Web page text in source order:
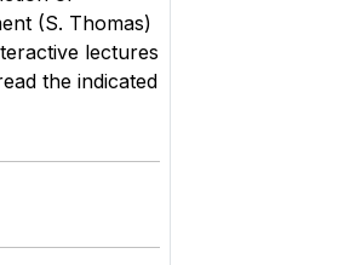
(S. Thomas)
lectures
the indicated